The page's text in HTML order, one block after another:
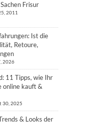
Frisur
2011
Ist die
Retoure,
2026
11 Tipps, wie Ihr
online kauft &
30, 2025
& Looks der